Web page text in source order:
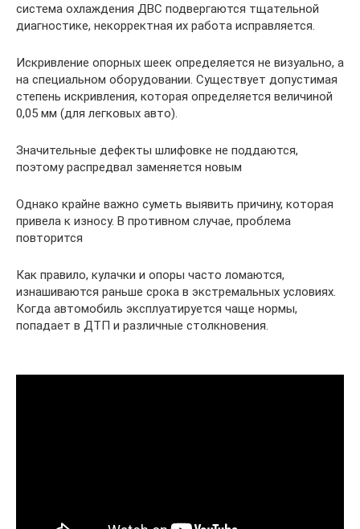
система охлаждения ДВС подвергаются тщательной
диагностике, некорректная их работа исправляется.
Искривление опорных шеек определяется не визуально, а
на специальном оборудовании. Существует допустимая
степень искривления, которая определяется величиной
0,05 мм (для легковых авто).
Значительные дефекты шлифовке не поддаются,
поэтому распредвал заменяется новым
Однако крайне важно суметь выявить причину, которая
привела к износу. В противном случае, проблема
повторится
Как правило, кулачки и опоры часто ломаются,
изнашиваются раньше срока в экстремальных условиях.
Когда автомобиль эксплуатируется чаще нормы,
попадает в ДТП и различные столкновения.